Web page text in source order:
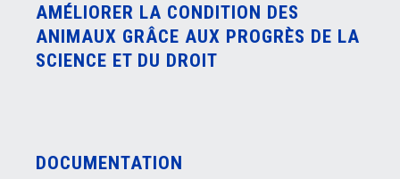
AMÉLIORER LA CONDITION DES
ANIMAUX GRÂCE AUX PROGRÈS DE LA
SCIENCE ET DU DROIT
DOCUMENTATION